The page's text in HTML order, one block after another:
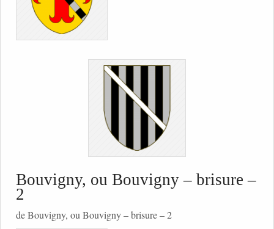
Bouvigny, ou Bouvigny – brisure –
2
de Bouvigny, ou Bouvigny – brisure – 2